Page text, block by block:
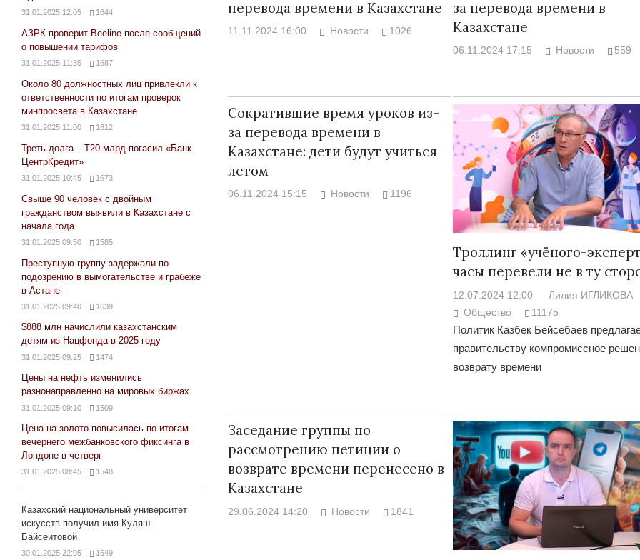
перевода времени в Казахстане
11.11.2024 16:00 Новости 1026
за перевода времени в
Казахстане
06.11.2024 17:15 Новости 559
Сократившие время уроков из-
за перевода времени в
Казахстане: дети будут учиться
летом
06.11.2024 15:15 Новости 1196
Троллинг «учёного-
часы перевели не в ту
12.07.2024 12:00
Лилия ИГЛИКОВА
Общество
11175
Политик Казбек Бейсебаев
правительству компромиссное
возврату времени
Заседание группы по
рассмотрению петиции о
возврате времени перенесено в
Казахстане
29.06.2024 14:20 Новости 1841
31.01.2025 12:05 1644
АЗРК проверит Beeline после сообщений
о повышении тарифов
31.01.2025 11:35 1687
Около 80 должностных лиц привлекли к
ответственности по итогам проверок
минпросвета в Казахстане
31.01.2025 11:00 1612
Треть долга – Т20 млрд погасил «Банк
ЦентрКредит»
31.01.2025 10:45 1673
Свыше 90 человек с двойным
гражданством выявили в Казахстане с
начала года
31.01.2025 09:50 1585
Преступную группу задержали по
подозрению в вымогательстве и грабеже
в Астане
31.01.2025 09:40 1639
$888 млн начислили казахстанским
детям из Нацфонда в 2025 году
31.01.2025 09:25 1474
Цены на нефть изменились
разнонаправленно на мировых биржах
31.01.2025 09:10 1509
Цена на золото повысилась по итогам
вечернего межбанковского фиксинга в
Лондоне в четверг
31.01.2025 08:45 1548
Казахский национальный университет
искусств получил имя Куляш
Байсеитовой
30.01.2025 22:05 1649